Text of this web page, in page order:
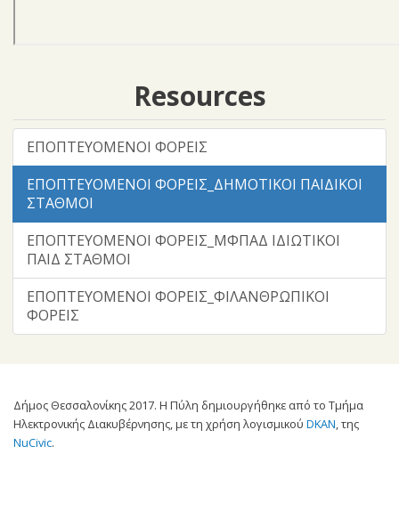
Resources
ΕΠΟΠΤΕΥΟΜΕΝΟΙ ΦΟΡΕΙΣ
ΕΠΟΠΤΕΥΟΜΕΝΟΙ ΦΟΡΕΙΣ_ΔΗΜΟΤΙΚΟΙ ΠΑΙΔΙΚΟΙ
ΣΤΑΘΜΟΙ
ΕΠΟΠΤΕΥΟΜΕΝΟΙ ΦΟΡΕΙΣ_ΜΦΠΑΔ ΙΔΙΩΤΙΚΟΙ
ΠΑΙΔ ΣΤΑΘΜΟΙ
ΕΠΟΠΤΕΥΟΜΕΝΟΙ ΦΟΡΕΙΣ_ΦΙΛΑΝΘΡΩΠΙΚΟΙ
ΦΟΡΕΙΣ
Δήμος Θεσσαλονίκης 2017. Η Πύλη δημιουργήθηκε από το Τμήμα
Ηλεκτρονικής Διακυβέρνησης, με τη χρήση λογισμικού DKAN, της
NuCivic.